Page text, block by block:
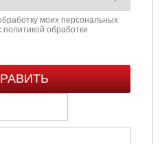
моих персональных
политикой обработки